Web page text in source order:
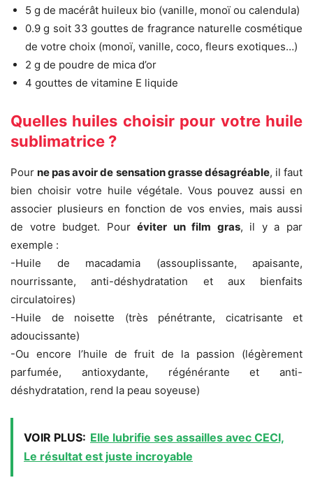
5 g de macérât huileux bio (vanille, monoï ou calendula)
0.9 g soit 33 gouttes de fragrance naturelle cosmétique
de votre choix (monoï, vanille, coco, fleurs exotiques…)
2 g de poudre de mica d’or
4 gouttes de vitamine E liquide
Quelles huiles choisir pour votre huile
sublimatrice ?
Pourne pas avoir de sensation grasse désagréable, il faut
bien choisir votre huile végétale. Vous pouvez aussi en
associer plusieurs en fonction de vos envies, mais aussi
de votre budget. Pouréviter un film gras, il y a par
exemple :
-Huile de macadamia (assouplissante, apaisante,
nourrissante, anti-déshydratation et aux bienfaits
circulatoires)
-Huile de noisette (très pénétrante, cicatrisante et
adoucissante)
-Ou encore l’huile de fruit de la passion (légèrement
parfumée, antioxydante, régénérante et anti-
déshydratation, rend la peau soyeuse)
VOIR PLUS: Elle lubrifie ses assailles avec CECI,
Le résultat est juste incroyable